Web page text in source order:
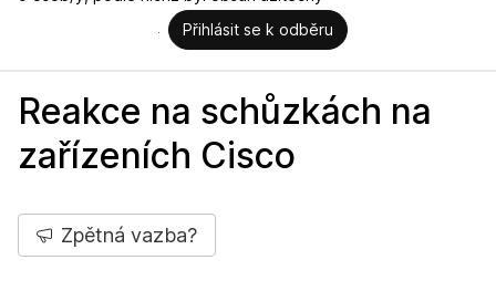
Přihlásit se k odběru
Reakce na schůzkách na
zařízeních Cisco
Zpětná vazba?